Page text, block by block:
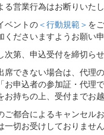
る営業行為はお断りいたし
ベントの＜行動規範＞ を
くださいますようお願い
次第、申込受付を締切ら
席できない場合は、代理
お申込者の参加証・代理
お持ちの上、受付までお越
ご都合によるキャンセル
一切お受けしておりません